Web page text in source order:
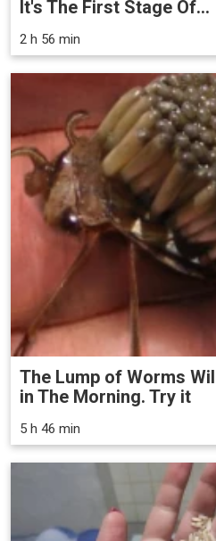
It's The First Stage Of...
2 h 56 min
The Lump of Worms
in The Morning. Try it
5 h 46 min